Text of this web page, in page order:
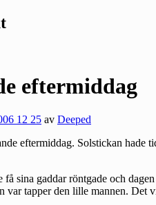
eftermiddag
12 25 av Deeped
eftermiddag. Solstickan hade
få sina gaddar röntgade och
var tapper den lille mannen. Det